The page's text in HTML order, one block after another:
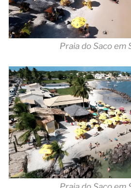
Praia do Saco em